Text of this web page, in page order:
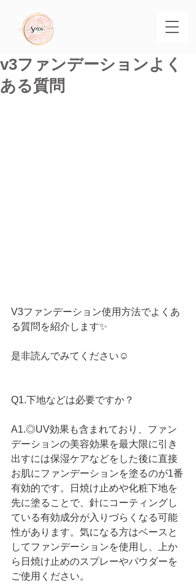
v3ファンデーションよく
ある質問
V3ファンデーション使用方法でよくあ
る質問を紹介します✨
是非読んでみてください☺️
Q1.下地などは必要ですか？
A1.◎UV効果も含まれており、ファン
デーションの美容効果を最大限に引き
出すには保湿ケアなどをした後に直接
お肌にファンデーションを塗るのが1番
有効的です。日焼け止めや化粧下地を
先に塗ることで、針にコーティングし
ている有効成分が入りづらくなる可能
性があります。気になる方はベースと
してファンデーションを使用し、上か
ら日焼け止めのスプレーやパウダーを
ご使用ください。